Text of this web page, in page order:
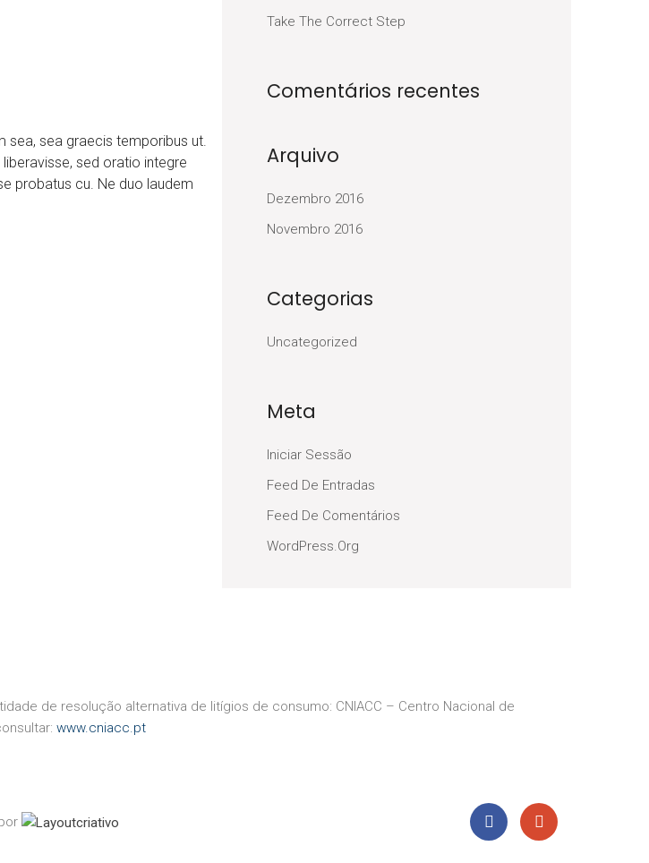
sea graecis temporibus ut.
sed oratio integre
probatus cu. Ne duo laudem
Take The Correct Step
Comentários recentes
Arquivo
Dezembro 2016
Novembro 2016
Categorias
Uncategorized
Meta
Iniciar Sessão
Feed De Entradas
Feed De Comentários
WordPress.org
de resolução alternativa de litígios de consumo: CNIACC – Centro Nacional de
www.cniacc.pt